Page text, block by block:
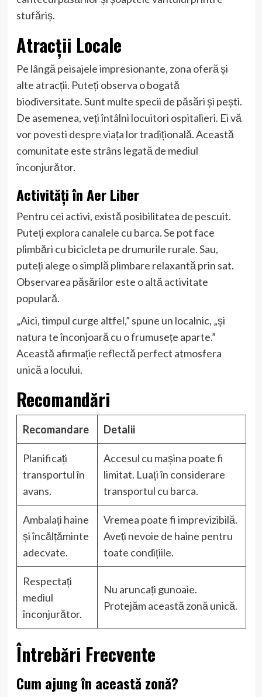
stufăriș.
Atracții Locale
Pe lângă peisajele impresionante, zona oferă și
alte atracții. Puteți observa o bogată
biodiversitate. Sunt multe specii de păsări și pești.
De asemenea, veți întâlni locuitori ospitalieri. Ei vă
vor povesti despre viața lor tradițională. Această
comunitate este strâns legată de mediul
înconjurător.
Activități în Aer Liber
Pentru cei activi, există posibilitatea de pescuit.
Puteți explora canalele cu barca. Se pot face
plimbări cu bicicleta pe drumurile rurale. Sau,
puteți alege o simplă plimbare relaxantă prin sat.
Observarea păsărilor este o altă activitate
populară.
„Aici, timpul curge altfel,” spune un localnic, „și
natura te înconjoară cu o frumusețe aparte.”
Această afirmație reflectă perfect atmosfera
unică a locului.
Recomandări
Recomandare Detalii
Planificați
transportul în
avans.
Accesul cu mașina poate fi
limitat. Luați în considerare
transportul cu barca.
Ambalați haine
și încălțăminte
adecvate.
Vremea poate fi imprevizibilă.
Aveți nevoie de haine pentru
toate condițiile.
Respectați
mediul
înconjurător.
Nu aruncați gunoaie.
Protejăm această zonă unică.
Întrebări Frecvente
Cum ajung în această zonă?